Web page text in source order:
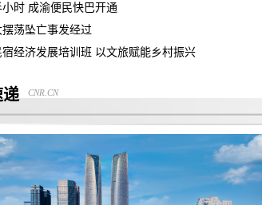
行拖走，钱车两空，吉利总部推
金
泉区烂尾楼
去
米
元
金不能退回
定金
购置税，后续不兜底
日本
陷
器爆炸燃烧
高
时 成渝便民快巴开通
荡坠亡事发经过
经济发展培训班 以文旅赋能乡村振兴
递 CNR.CN